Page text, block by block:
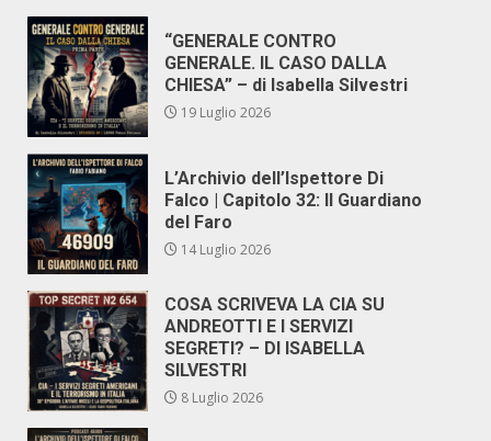
“GENERALE CONTRO
GENERALE. IL CASO DALLA
CHIESA” – di Isabella Silvestri
19 Luglio 2026
L’Archivio dell’Ispettore Di
Falco | Capitolo 32: Il Guardiano
del Faro
14 Luglio 2026
COSA SCRIVEVA LA CIA SU
ANDREOTTI E I SERVIZI
SEGRETI? – DI ISABELLA
SILVESTRI
8 Luglio 2026